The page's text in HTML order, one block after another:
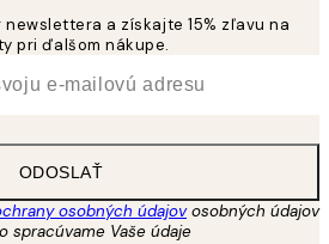
a získajte 15% zľavu na
pri ďalšom nákupe.
ODOSLAŤ
osobných údajovosobných údajov
spracúvame Vaše údaje